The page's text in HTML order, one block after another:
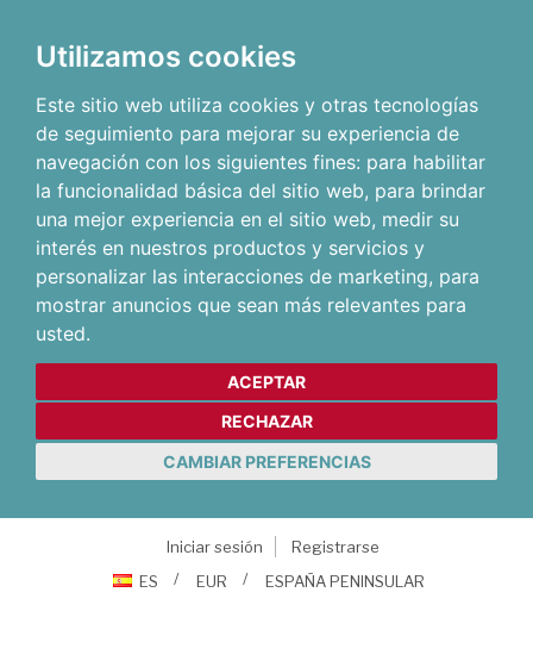
Utilizamos cookies
Este sitio web utiliza cookies y otras tecnologías
de seguimiento para mejorar su experiencia de
navegación con los siguientes fines: para habilitar
la funcionalidad básica del sitio web, para brindar
una mejor experiencia en el sitio web, medir su
interés en nuestros productos y servicios y
personalizar las interacciones de marketing, para
mostrar anuncios que sean más relevantes para
usted.
ACEPTAR
RECHAZAR
CAMBIAR PREFERENCIAS
Iniciar sesión
Registrarse
ES
EUR ESPAÑA PENINSULAR